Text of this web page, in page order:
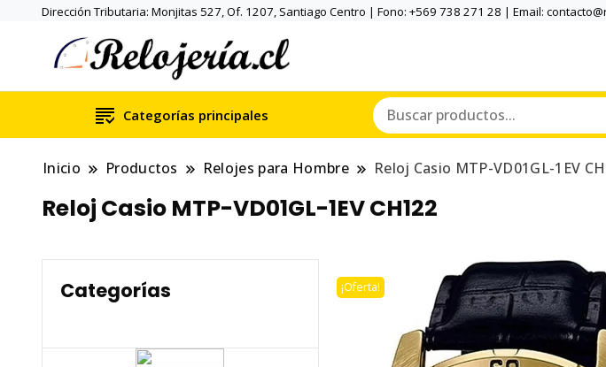
Dirección Tributaria: Monjitas 527, Of. 1207, Santiago Centro | Fono: +569 738 271 28 | Email:
Categorías principales
Inicio Productos Relojes para Hombre Reloj Casio MTP-VD01GL-1EV
Reloj Casio MTP-VD01GL-1EV CH122
¡Oferta!
Categorías